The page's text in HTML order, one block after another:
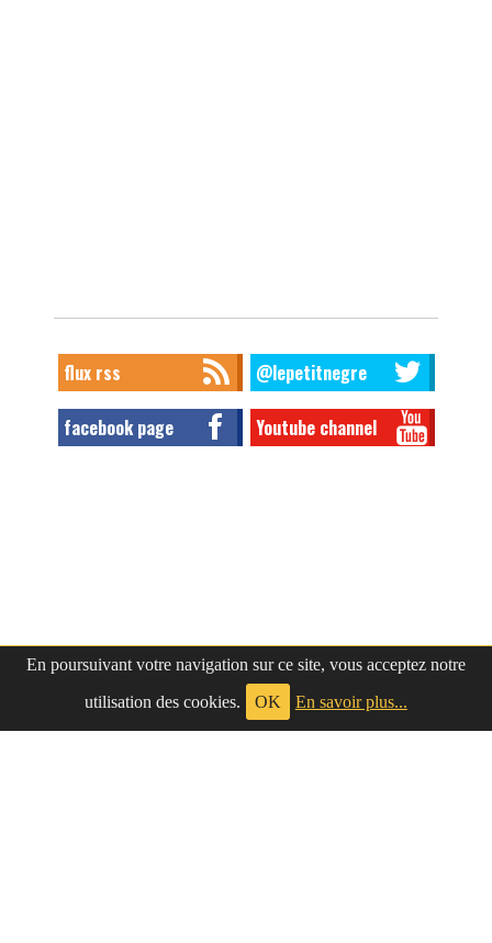
En poursuivant votre navigation sur ce site, vous acceptez notre
utilisation des cookies.
OK En savoir plus...
flux rss @lepetitnegre
facebook page Youtube channel